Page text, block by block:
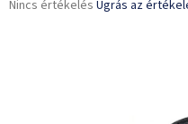
A
Nincs értékelés Ugrás az